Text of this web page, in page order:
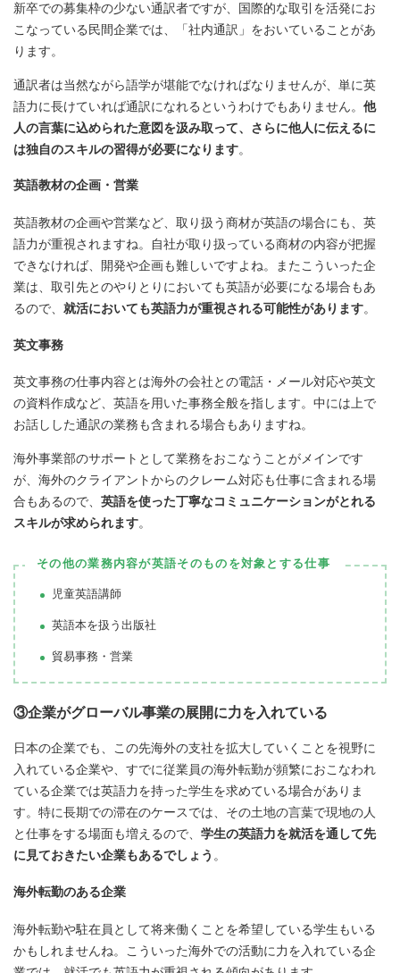
新卒での募集枠の少ない通訳者ですが、国際的な取引を活発にお
こなっている民間企業では、「社内通訳」をおいていることがあ
ります。
通訳者は当然ながら語学が堪能でなければなりませんが、単に英
語力に長けていれば通訳になれるというわけでもありません。 他
人の言葉に込められた意図を汲み取って、さらに他人に伝えるに
は独自のスキルの習得が必要になります。
英語教材の企画・営業
英語教材の企画や営業など、取り扱う商材が英語の場合にも、英
語力が重視されますね。自社が取り扱っている商材の内容が把握
できなければ、開発や企画も難しいですよね。またこういった企
業は、取引先とのやりとりにおいても英語が必要になる場合もあ
るので、 就活においても英語力が重視される可能性があります。
英文事務
英文事務の仕事内容とは海外の会社との電話・メール対応や英文
の資料作成など、英語を用いた事務全般を指します。中には上で
お話しした通訳の業務も含まれる場合もありますね。
海外事業部のサポートとして業務をおこなうことがメインです
が、海外のクライアントからのクレーム対応も仕事に含まれる場
合もあるので、 英語を使った丁寧なコミュニケーションがとれる
スキルが求められます。
その他の業務内容が英語そのものを対象とする仕事
児童英語講師
英語本を扱う出版社
貿易事務・営業
③企業がグローバル事業の展開に力を入れている
日本の企業でも、この先海外の支社を拡大していくことを視野に
入れている企業や、すでに従業員の海外転勤が頻繁におこなわれ
ている企業では英語力を持った学生を求めている場合がありま
す。特に長期での滞在のケースでは、その土地の言葉で現地の人
と仕事をする場面も増えるので、 学生の英語力を就活を通して先
に見ておきたい企業もあるでしょう 。
海外転勤のある企業
海外転勤や駐在員として将来働くことを希望している学生もいる
かもしれませんね。こういった海外での活動に力を入れている企